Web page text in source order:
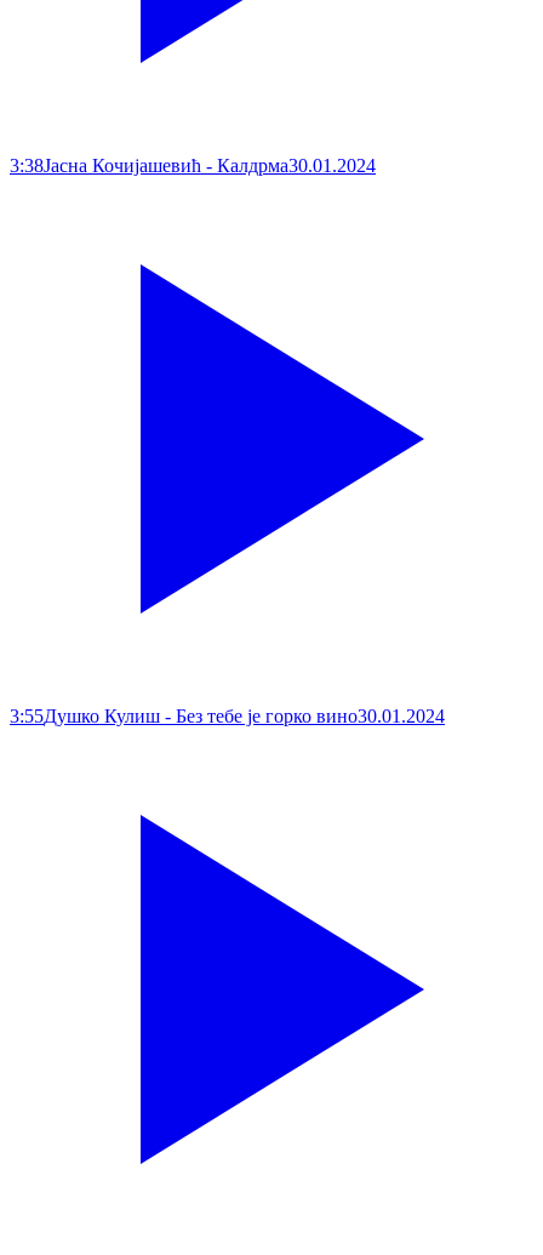
3:38Јасна Кочијашевић - Калдрма30.01.2024
3:55Душко Кулиш - Без тебе је горко вино30.01.2024